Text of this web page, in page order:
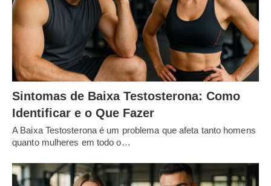
Sintomas de Baixa Testosterona: Como
Identificar e o Que Fazer
A Baixa Testosterona é um problema que afeta tanto homens
quanto mulheres em todo o…